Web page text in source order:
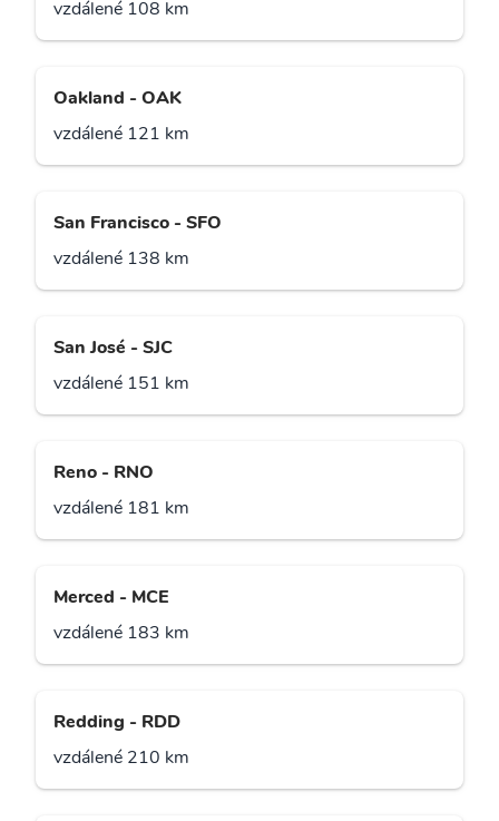
vzdálené 108 km
Oakland - OAK
vzdálené 121 km
San Francisco - SFO
vzdálené 138 km
San José - SJC
vzdálené 151 km
Reno - RNO
vzdálené 181 km
Merced - MCE
vzdálené 183 km
Redding - RDD
vzdálené 210 km